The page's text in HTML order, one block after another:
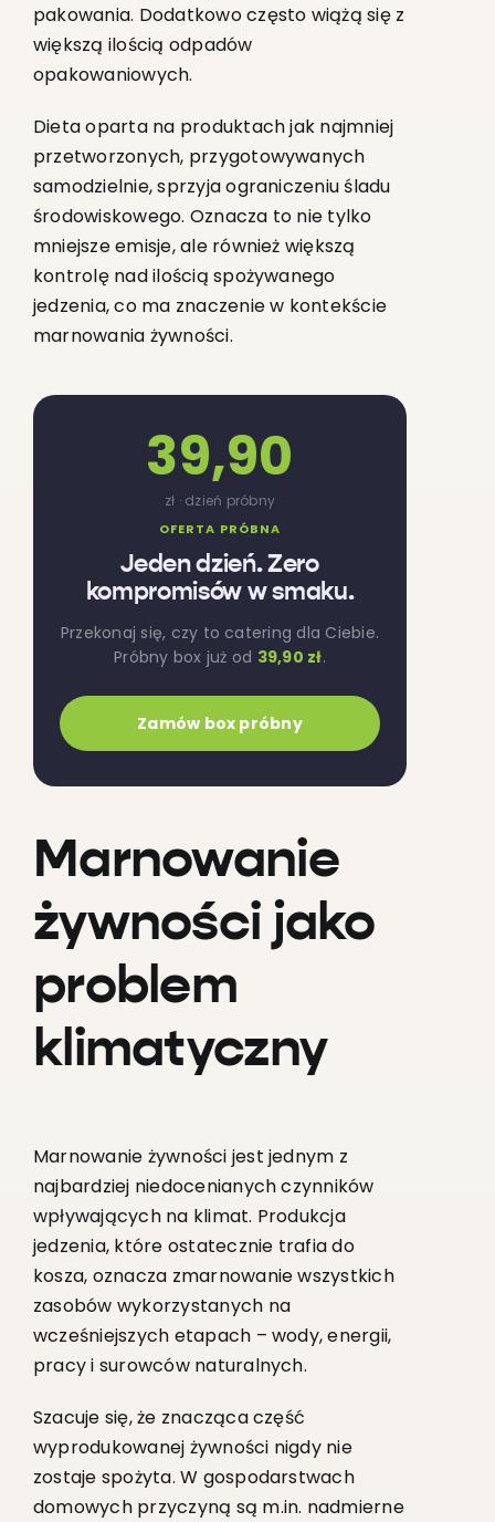
pakowania. Dodatkowo często wiążą się z
większą ilością odpadów
opakowaniowych.
Dieta oparta na produktach jak najmniej
przetworzonych, przygotowywanych
samodzielnie, sprzyja ograniczeniu śladu
środowiskowego. Oznacza to nie tylko
mniejsze emisje, ale również większą
kontrolę nad ilością spożywanego
jedzenia, co ma znaczenie w kontekście
marnowania żywności.
OFERTA PRÓBNA
Jeden dzień. Zero
kompromisów w smaku.
Przekonaj się, czy to catering dla Ciebie.
Próbny box już od 39,90 zł.
Zamów box próbny
39,90
zł · dzień próbny
Marnowanie
żywności jako
problem
klimatyczny
Marnowanie żywności jest jednym z
najbardziej niedocenianych czynników
wpływających na klimat. Produkcja
jedzenia, które ostatecznie trafia do
kosza, oznacza zmarnowanie wszystkich
zasobów wykorzystanych na
wcześniejszych etapach – wody, energii,
pracy i surowców naturalnych.
Szacuje się, że znacząca część
wyprodukowanej żywności nigdy nie
zostaje spożyta. W gospodarstwach
domowych przyczyną są m.in. nadmierne